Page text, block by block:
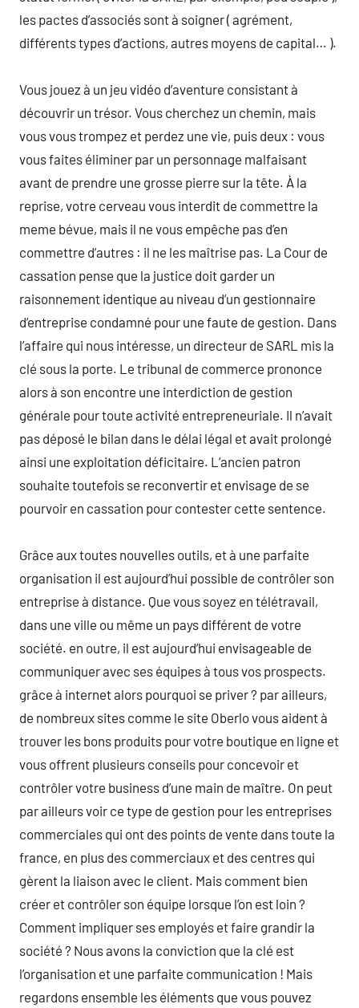
les pactes d’associés sont à soigner ( agrément,
différents types d’actions, autres moyens de capital… ).
Vous jouez à un jeu vidéo d’aventure consistant à
découvrir un trésor. Vous cherchez un chemin, mais
vous vous trompez et perdez une vie, puis deux : vous
vous faites éliminer par un personnage malfaisant
avant de prendre une grosse pierre sur la tête. À la
reprise, votre cerveau vous interdit de commettre la
meme bévue, mais il ne vous empêche pas d’en
commettre d’autres : il ne les maîtrise pas. La Cour de
cassation pense que la justice doit garder un
raisonnement identique au niveau d’un gestionnaire
d’entreprise condamné pour une faute de gestion. Dans
l’affaire qui nous intéresse, un directeur de SARL mis la
clé sous la porte. Le tribunal de commerce prononce
alors à son encontre une interdiction de gestion
générale pour toute activité entrepreneuriale. Il n’avait
pas déposé le bilan dans le délai légal et avait prolongé
ainsi une exploitation déficitaire. L’ancien patron
souhaite toutefois se reconvertir et envisage de se
pourvoir en cassation pour contester cette sentence.
Grâce aux toutes nouvelles outils, et à une parfaite
organisation il est aujourd’hui possible de contrôler son
entreprise à distance. Que vous soyez en télétravail,
dans une ville ou même un pays différent de votre
société. en outre, il est aujourd’hui envisageable de
communiquer avec ses équipes à tous vos prospects.
grâce à internet alors pourquoi se priver ? par ailleurs,
de nombreux sites comme le site Oberlo vous aident à
trouver les bons produits pour votre boutique en ligne et
vous offrent plusieurs conseils pour concevoir et
contrôler votre business d’une main de maître. On peut
par ailleurs voir ce type de gestion pour les entreprises
commerciales qui ont des points de vente dans toute la
france, en plus des commerciaux et des centres qui
gèrent la liaison avec le client. Mais comment bien
créer et contrôler son équipe lorsque l’on est loin ?
Comment impliquer ses employés et faire grandir la
société ? Nous avons la conviction que la clé est
l’organisation et une parfaite communication ! Mais
regardons ensemble les éléments que vous pouvez